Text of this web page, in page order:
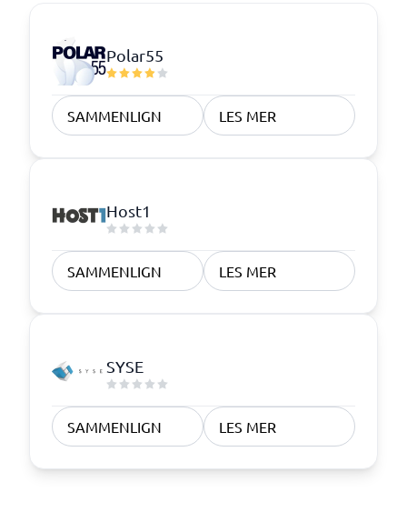
Polar55
SAMMENLIGN LES MER
Host1
SAMMENLIGN LES MER
SYSE
SAMMENLIGN LES MER